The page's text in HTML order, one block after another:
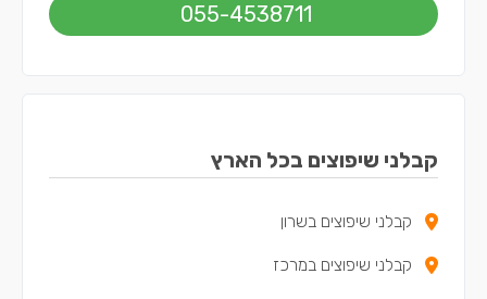
055-4538711
קבלני שיפוצים בכל הארץ
קבלני שיפוצים בשרון
קבלני שיפוצים במרכז